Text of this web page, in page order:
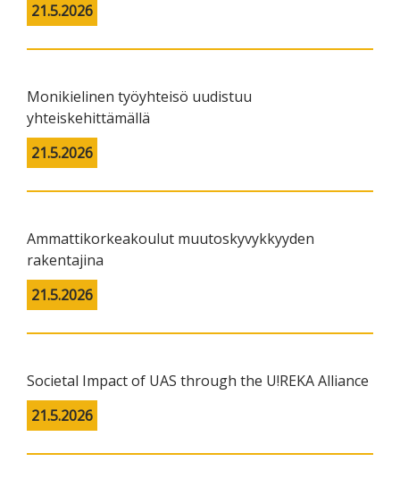
21.5.2026
Monikielinen työyhteisö uudistuu
yhteiskehittämällä
21.5.2026
Ammattikorkeakoulut muutoskyvykkyyden
rakentajina
21.5.2026
Societal Impact of UAS through the U!REKA Alliance
21.5.2026